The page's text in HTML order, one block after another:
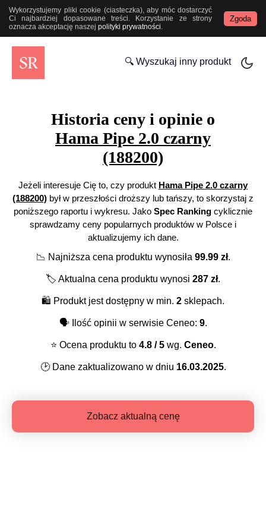
Wykorzystujemy pliki cookie (ciasteczka), aby móc dostarczyć
Ci najbardziej dopasowane treści. Korzystanie ze strony
oznacza akceptację naszej polityki prywatności.
Zgoda
🔍 Wyszukaj inny produkt
Historia ceny i opinie o
Hama Pipe 2.0 czarny
(188200)
Jeżeli interesuje Cię to, czy produkt Hama Pipe 2.0 czarny
(188200) był w przeszłości droższy lub tańszy, to skorzystaj z
poniższego raportu i wykresu. Jako Spec Ranking cyklicznie
sprawdzamy ceny popularnych produktów w Polsce i
aktualizujemy ich dane.
📉 Najniższa cena produktu wynosiła 99.99zł.
🏷️ Aktualna cena produktu wynosi 287 zł.
🛍️ Produkt jest dostępny w min. 2 sklepach.
🗣️Ilość opinii w serwisie Ceneo: 9.
⭐️ Ocena produktu to 4.8/ 5wg. Ceneo.
🕑Dane zaktualizowano w dniu 16.03.2025.
Zobacz aktualną cenę